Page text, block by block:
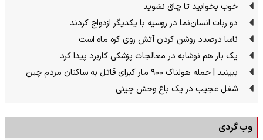
خوب بخوابید تا چاق نشوید
دو ربات انسان‌نما در روسیه با یکدیگر ازدواج کردند
ناسا درصدد روشن کردن آتش روی کره ماه است
یک بار هم نوشابه در معالجات پزشکی کاربرد پیدا کرد
ببینید | حمله هولناک ۹۰۰ مار کبرای قاتل به ساکنان مردم چین
شغل عجیب در یک باغ وحش چینی
وب گردی